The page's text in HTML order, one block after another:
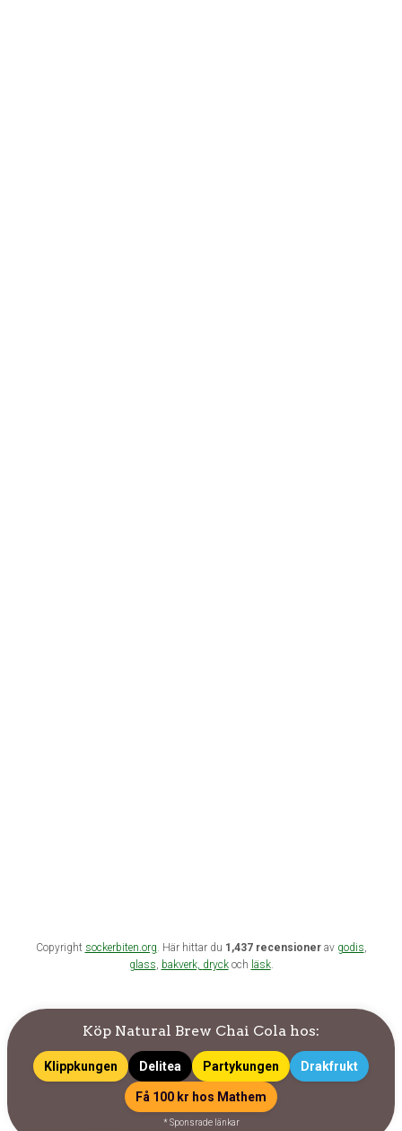
Köp Natural Brew Chai Cola hos:
Klippkungen Delitea Partykungen Drakfrukt
Få 100 kr hos Mathem
* Sponsrade länkar
Copyright sockerbiten.org. Här hittar du 1,437 recensionerav godis,
glass, bakverk, dryckoch läsk.